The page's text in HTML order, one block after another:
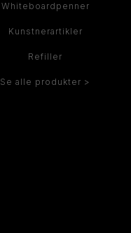
Whiteboardpenner
Kunstnerartikler
Refiller
Se alle produkter >